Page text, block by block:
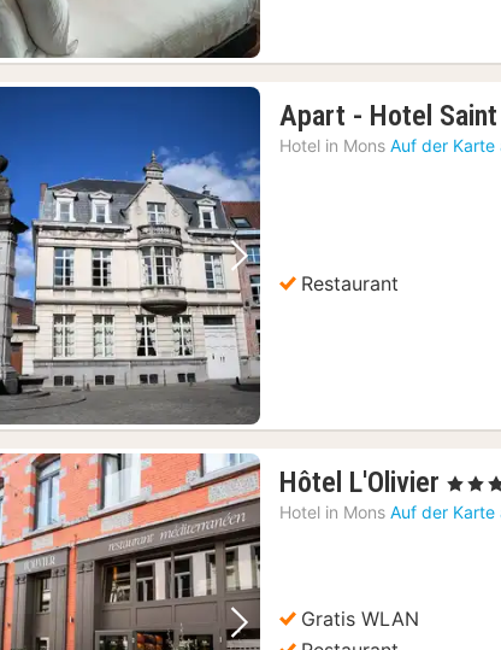
Bild Nächstes Bild
Apart - Hotel
Hotel in Mons Auf der Karte
Restaurant
Hôtel L'Olivier 1
, 3
Hotel in Mons Auf der Karte
Gratis WLAN